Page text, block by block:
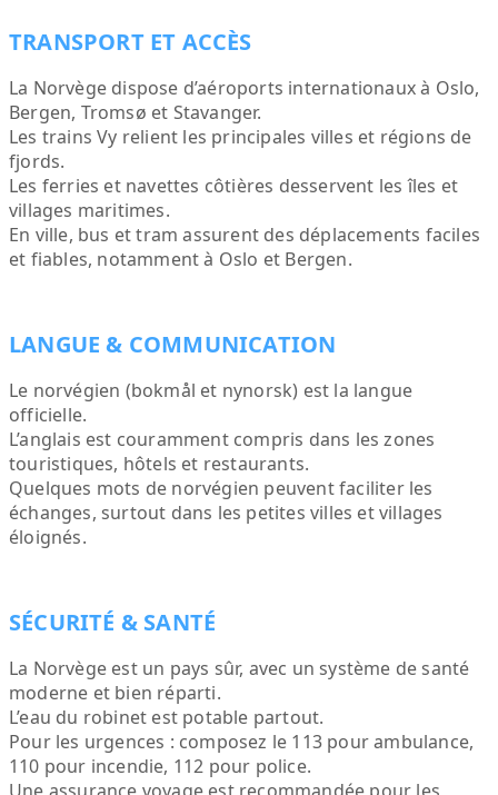
TRANSPORT ET ACCÈS
La Norvège dispose d’aéroports internationaux à Oslo,
Bergen, Tromsø et Stavanger.
Les trains Vy relient les principales villes et régions de
fjords.
Les ferries et navettes côtières desservent les îles et
villages maritimes.
En ville, bus et tram assurent des déplacements faciles
et fiables, notamment à Oslo et Bergen.
LANGUE & COMMUNICATION
Le norvégien (bokmål et nynorsk) est la langue
officielle.
L’anglais est couramment compris dans les zones
touristiques, hôtels et restaurants.
Quelques mots de norvégien peuvent faciliter les
échanges, surtout dans les petites villes et villages
éloignés.
SÉCURITÉ & SANTÉ
La Norvège est un pays sûr, avec un système de santé
moderne et bien réparti.
L’eau du robinet est potable partout.
Pour les urgences : composez le 113 pour ambulance,
110 pour incendie, 112 pour police.